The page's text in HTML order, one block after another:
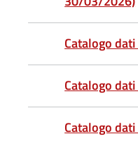
Catalogo
Catalogo
Catalogo